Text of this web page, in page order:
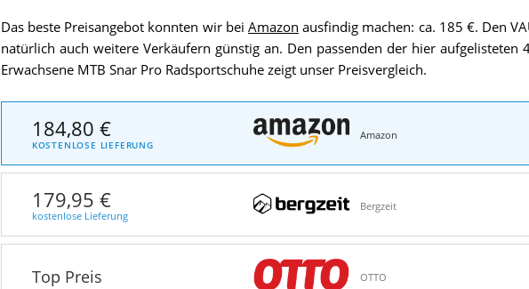
Das beste Preisangebot konnten wir bei Amazon ausfindig machen: ca. 185 €. Den
natürlich auch weitere Verkäufern günstig an. Den passenden der hier aufgelisteten
Erwachsene MTB Snar Pro Radsportschuhe zeigt unser Preisvergleich.
184,80 €
KOSTENLOSE LIEFERUNG
Amazon
179,95 €
kostenlose Lieferung
Bergzeit
Top Preis OTTO